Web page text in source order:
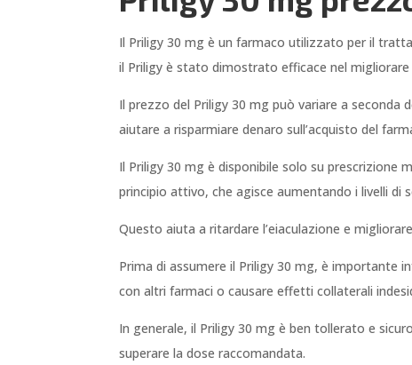
Il Priligy 30 mg è un farmaco utilizzato per il
il Priligy è stato dimostrato efficace nel
Il prezzo del Priligy 30 mg può variare a seconda
aiutare a risparmiare denaro sull’acquisto del
Il Priligy 30 mg è disponibile solo su prescrizione
principio attivo, che agisce aumentando i livelli di
Questo aiuta a ritardare l’eiaculazione e
Prima di assumere il Priligy 30 mg, è importante
con altri farmaci o causare effetti collaterali
In generale, il Priligy 30 mg è ben tollerato e
superare la dose raccomandata.